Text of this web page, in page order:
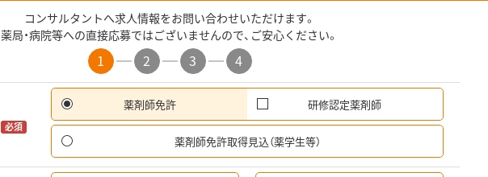
コンサルタントへ求人情報をお問い合わせいただけます。
薬局・病院等への直接応募ではございませんので、ご安心ください。
1 2 3 4
必須
薬剤師免許 研修認定薬剤師
薬剤師免許取得見込（薬学生等）